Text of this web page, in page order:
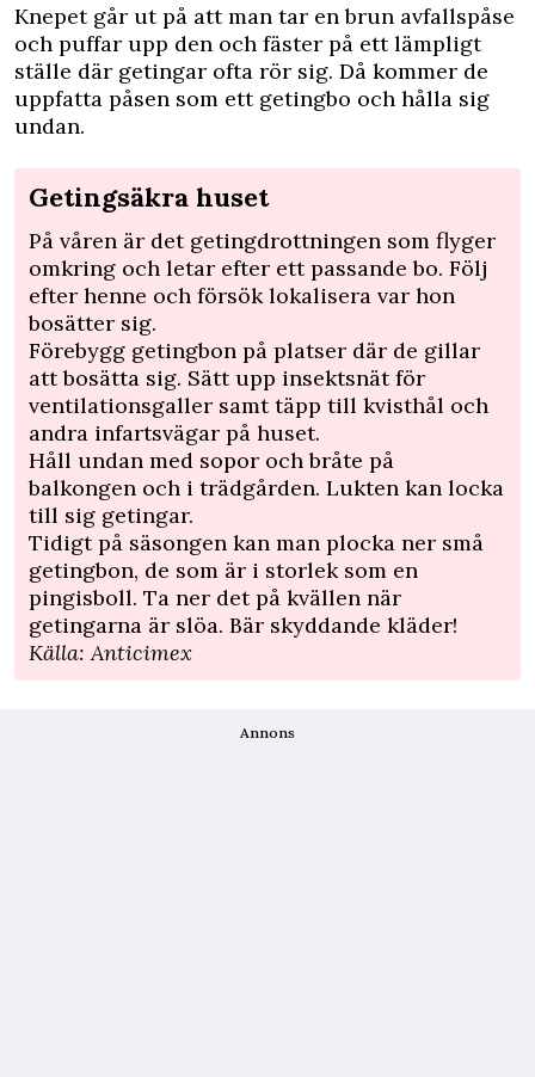
Knepet går ut på att man tar en brun avfallspåse
och puffar upp den och fäster på ett lämpligt
ställe där getingar ofta rör sig. Då kommer de
uppfatta påsen som ett getingbo och hålla sig
undan.
Getingsäkra huset
På våren är det getingdrottningen som flyger
omkring och letar efter ett passande bo. Följ
efter henne och försök lokalisera var hon
bosätter sig.
Förebygg getingbon på platser där de gillar
att bosätta sig. Sätt upp insektsnät för
ventilationsgaller samt täpp till kvisthål och
andra infartsvägar på huset.
Håll undan med sopor och bråte på
balkongen och i trädgården. Lukten kan locka
till sig getingar.
Tidigt på säsongen kan man plocka ner små
getingbon, de som är i storlek som en
pingisboll. Ta ner det på kvällen när
getingarna är slöa. Bär skyddande kläder!
Källa: Anticimex
Annons